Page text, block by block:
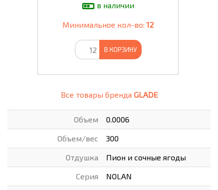
в наличии
Минимальное кол-во: 12
В КОРЗИНУ
Все товары бренда GLADE
Объем 0.0006
Объем/вес 300
Отдушка Пион и сочные ягоды
Серия NOLAN